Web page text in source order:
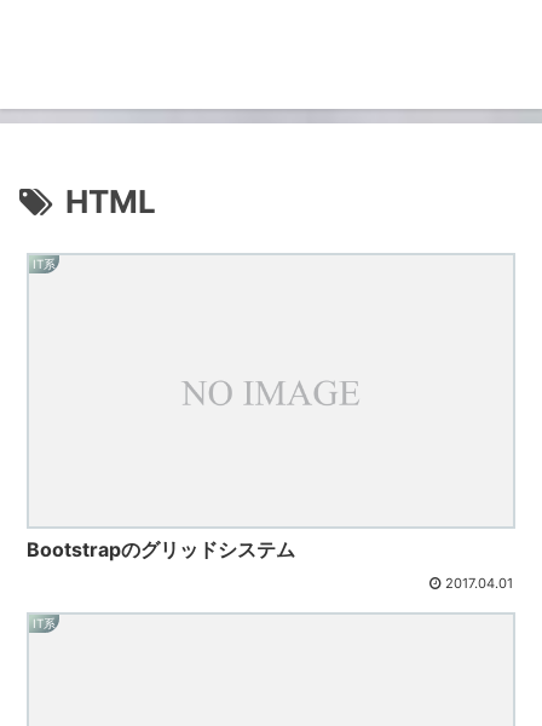
HTML
IT系
Bootstrapのグリッドシステム
2017.04.01
IT系